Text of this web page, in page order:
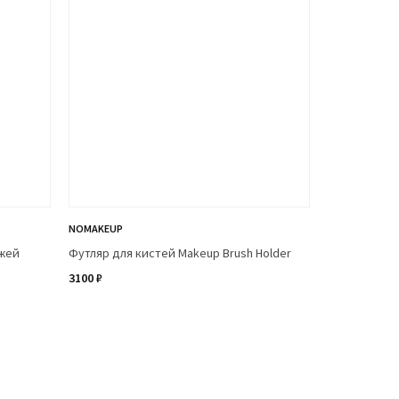
NOMAKEUP
Футляр для кистей Makeup Brush Holder
3100 ₽